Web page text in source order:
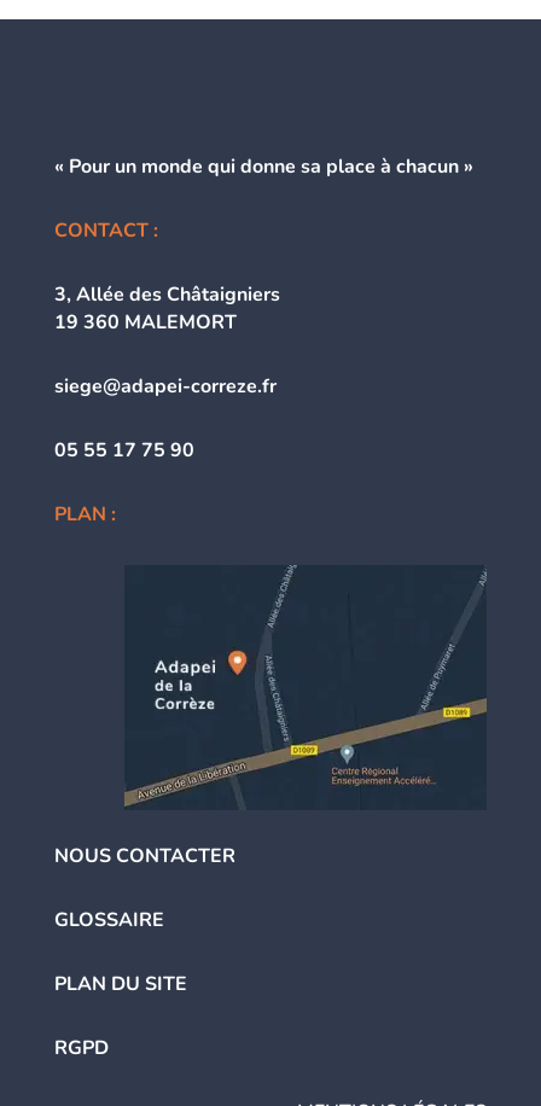
« Pour un monde qui donne sa place à chacun »
CONTACT :
3, Allée des Châtaigniers
19 360 MALEMORT
siege@adapei-correze.fr
05 55 17 75 90
PLAN :
NOUS CONTACTER
GLOSSAIRE
PLAN DU SITE
RGPD